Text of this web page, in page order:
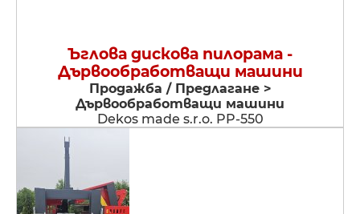
Ъглова дискова пилорама -
Дървообработващи машини
Продажба / Предлагане >
Дървообработващи машини
Dekos made s.r.o. PP-550